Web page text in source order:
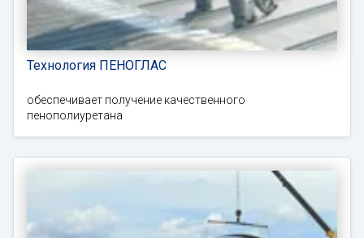
Технология ПЕНОГЛАС
обеспечивает получение качественного
пенополиуретана